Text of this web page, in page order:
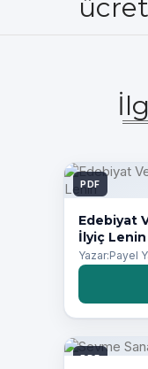
PDF
Edebiyat
İlyiç Lenin
Yazar:Payel
PDF